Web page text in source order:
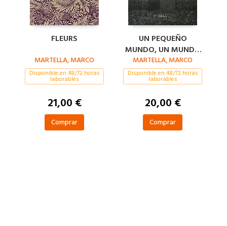
FLEURS
MARTELLA, MARCO
Disponible en 48/72 horas
laborables
21,00 €
Comprar
UN PEQUEÑO
MUNDO, UN MUNDO
PERFECTO
MARTELLA, MARCO
Disponible en 48/72 horas
laborables
20,00 €
Comprar